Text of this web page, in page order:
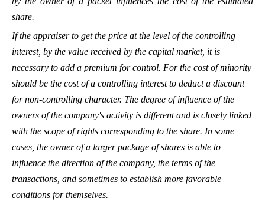
share.
If the appraiser to get the price at the level of the controlling
interest, by the value received by the capital market, it is
necessary to add a premium for control. For the cost of minority
should be the cost of a controlling interest to deduct a discount
for non-controlling character. The degree of influence of the
owners of the company's activity is different and is closely linked
with the scope of rights corresponding to the share. In some
cases, the owner of a larger package of shares is able to
influence the direction of the company, the terms of the
transactions, and sometimes to establish more favorable
conditions for themselves.